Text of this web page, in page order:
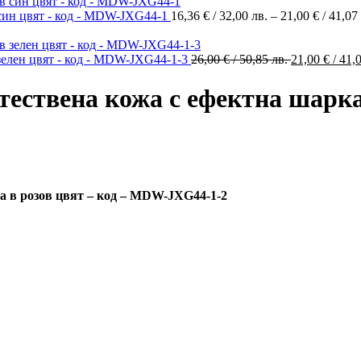
цвят - код - MDW-JXG44-1 16,36 € / 32,00 лв. – 21,00 € / 41,07
цвят - код - MDW-JXG44-1-3 26,00€/ 50,85 лв.Original
26,00 €
21,00 € /
кожа с ефектна
в розов цвят – код – MDW-JXG44-1-2